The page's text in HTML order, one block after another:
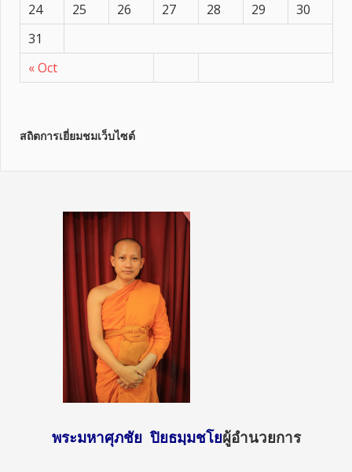
« Oct
24
25 26 27 28 29
30
31
สถิตการเยี่ยมชมเว็บไซต์
พระมหาศุภชัย ปิยธมฺมชโยผู้อำนวยการ
http://sun